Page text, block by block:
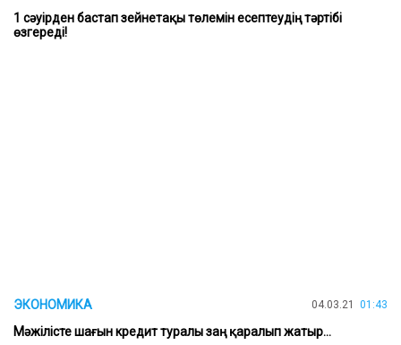
1 сәуірден бастап зейнетақы төлемін есептеудің тәртібі
өзгереді!
ЭКОНОМИКА 04.03.21 01:43
Мәжілісте шағын кредит туралы заң қаралып жатыр...